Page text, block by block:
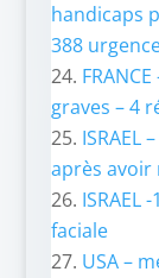
handicaps
388
graves – 4
ISRAEL
après avoir
ISRAEL
faciale
USA –